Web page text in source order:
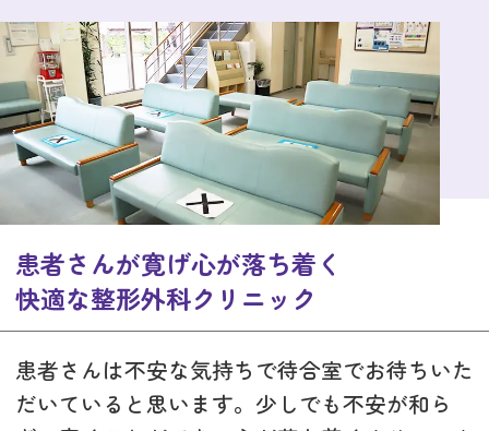
患者さんが寛げ心が落ち着く
快適な整形外科クリニック
患者さんは不安な気持ちで待合室でお待ちいた
だいていると思います。少しでも不安が和ら